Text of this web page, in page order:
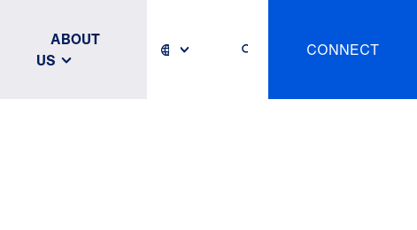
ABOUT
US
CONNECT